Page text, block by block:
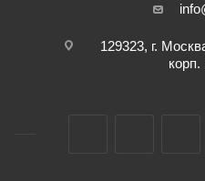
129323, г.